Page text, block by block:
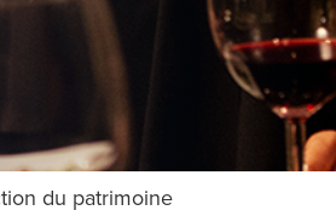
du patrimoine